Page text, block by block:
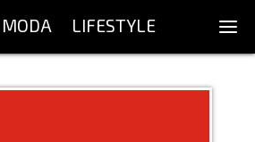
MODA LIFESTYLE